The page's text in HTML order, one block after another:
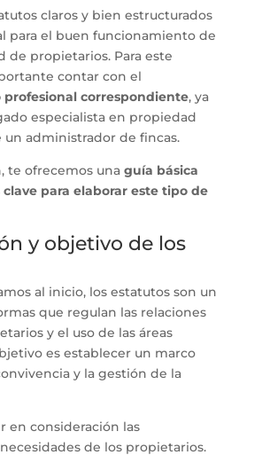
claros y bien estructurados
para el buen funcionamiento de
de propietarios. Para este
contar con el
profesional correspondiente, ya
especialista en propiedad
un administrador de fincas.
te ofrecemos una guía básica
para elaborar este tipo de
y objetivo de los
al inicio, los estatutos son un
que regulan las relaciones
y el uso de las áreas
es establecer un marco
y la gestión de la
en consideración las
de los propietarios.